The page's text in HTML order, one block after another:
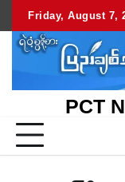
content
Friday, August 7,
PCT